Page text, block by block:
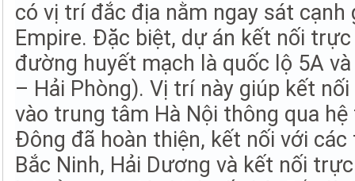
có vị trí đắc địa nằm ngay sát cạnh
Empire. Đặc biệt, dự án kết nối
đường huyết mạch là quốc lộ 5A
– Hải Phòng). Vị trí này giúp kết
vào trung tâm Hà Nội thông qua
Đông đã hoàn thiện, kết nối với
Bắc Ninh, Hải Dương và kết nối